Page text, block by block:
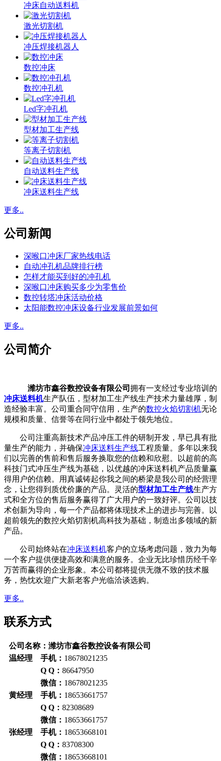
冲床自动送料机
激光切割机
冲压焊接机器人
数控冲床
数控冲孔机
Led字冲孔机
型材加工生产线
等离子切割机
自动送料生产线
冲床送料生产线
更多..
公司新闻
深喉口冲床厂家热线电话
自动冲孔机品牌排行榜
怎样才能买到好的冲孔机
深喉口冲床购买多少为零售价
数控转塔冲床活动价格
太阳能数控冲床设备行业发展前景如何
更多..
公司简介
潍坊市鑫谷数控设备有限公司 拥有一支经过专业培训的
冲床送料机生产队伍，型材加工生产线生产技术力量雄厚，制
造经验丰富。公司重合同守信用，生产的数控火焰切割机无论
规模和质量、信誉等在同行业中都处于领先地位。
公司注重高新技术产品冲压工件的研制开发，早已具有批
量生产的能力，并确保冲床送料生产线工程质量。多年以来我
们以完善的售前和售后服务换取您的信赖和欣慰。以超前的高
科技门式冲压生产线为基础，以优越的冲床送料机产品质量赢
得用户的信赖。用真诚铸起你我之间的桥梁是我公司的经营理
念，让您得到质优价廉的产品。灵活的型材加工生产线生产方
式和全方位的售后服务赢得了广大用户的一致好评。公司以技
术创新为导向，每一个产品都将体现技术上的进步与完善。以
超前领先的数控火焰切割机高科技为基础，制造出多领域的新
产品。
公司始终站在冲床送料机客户的立场考虑问题，致力为每
一个客户提供便捷高效和满意的服务。企业无比珍惜历经千辛
万苦而赢得的企业形象。本公司都将提供无微不致的技术服
务，热忱欢迎广大新老客户光临洽谈选购。
更多..
联系方式
公司名称：潍坊市鑫谷数控设备有限公司
温经理 手机： 18678021235
Q Q： 86647950
微信： 18678021235
黄经理 手机： 18653661757
Q Q： 82308689
微信： 18653661757
张经理 手机： 18653668101
Q Q： 83708300
微信： 18653668101